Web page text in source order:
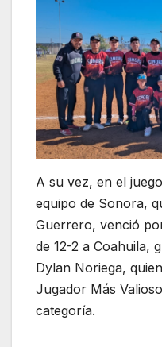
A su vez, en el
equipo de Sonora,
Guerrero, venció
de 12-2 a Coahuila,
Dylan Noriega,
Jugador Más
categoría.